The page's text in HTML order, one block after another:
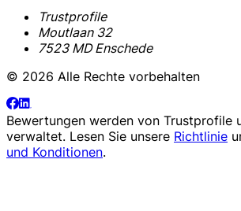
Trustprofile
Moutlaan 32
7523 MD Enschede
© 2026 Alle Rechte vorbehalten
Bewertungen werden von Trustprofile
verwaltet. Lesen Sie unsere Richtlinie
und Konditionen.